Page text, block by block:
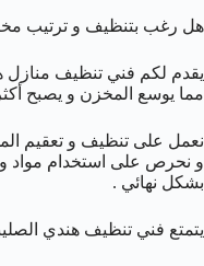
هل رغب بتنظيف و ترتيب
يقدم لكم فني تنظيف منازل
مما يوسع المخزن و يصبح
نعمل على تنظيف و تعقيم
و نحرص على استخدام مواد و
بشكل نهائي .
يتمتع فني تنظيف هندي